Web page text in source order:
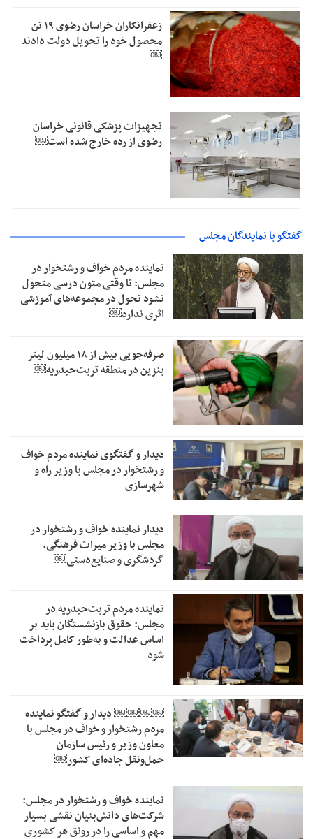
زعفرانکاران خراسان رضوی ۱۹ تن
محصول خود را تحویل دولت دادند
￼
تجهیزات پزشکی قانونی خراسان
رضوی از رده خارج شده است￼
گفتگو با نمایندگان مجلس
نماینده مردم خواف و رشتخوار در
مجلس: تا وقتی متون درسی متحول
نشود تحول در مجموعه‌های آموزشی
اثری ندارد￼
صرفه‌جویی بیش از ۱۸ میلیون لیتر
بنزین در منطقه تربت‌حیدریه￼
دیدار و گفتگوی نماینده مردم خواف
و رشتخوار در مجلس با وزیر راه و
شهرسازی
دیدار نماینده خواف و رشتخوار در
مجلس با وزیر میراث فرهنگی،
گردشگری و صنایع‌دستی￼
نماینده مردم تربت‌حیدریه در
مجلس: حقوق بازنشستگان باید بر
اساس عدالت و به‌طور کامل پرداخت
شود
￼￼￼￼‏ دیدار و گفتگو نماینده
مردم رشتخوار و خواف در مجلس با
معاون وزیر و رئیس سازمان
حمل‌ونقل جاده‌ای کشور￼
نماینده خواف و رشتخوار در مجلس:
شرکت‌های دانش‌بنیان نقشی بسیار
مهم و اساسی را در رونق هر کشوری